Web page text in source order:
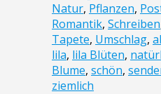
Natur, Pflanzen,
Romantik, Schreiben
Tapete, Umschlag,
lila, lila Blüten,
Blume, schön,
ziemlich